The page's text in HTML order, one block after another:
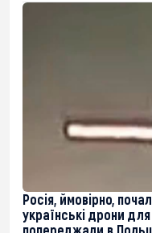
Росія, ймовірно,
українські дрони